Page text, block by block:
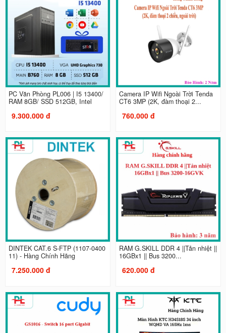
PC Văn Phòng PL006 | I5 13400/
RAM 8GB/ SSD 512GB, Intel
9.300.000 đ
Camera IP Wifi Ngoài Trời Tenda
CT6 3MP (2K, đàm thoại 2...
760.000 đ
DINTEK CAT.6 S-FTP (1107-0400
11) - Hàng Chính Hãng
7.250.000 đ
RAM G.SKILL DDR 4 ||Tản nhiệt ||
16GBx1 || Bus 3200...
620.000 đ